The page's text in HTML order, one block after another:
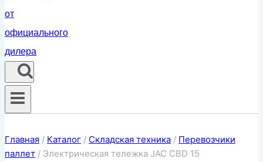
Главная / Каталог / Складская техника / Перевозчики
паллет / Электрическая тележка JAC CBD 15